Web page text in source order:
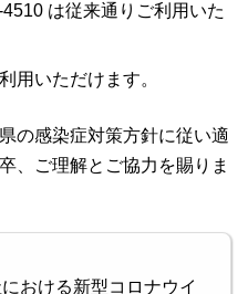
は従来通りご利用いた
用いただけます。
の感染症対策方針に従い適
、ご理解とご協力を賜りま
おける新型コロナウイ